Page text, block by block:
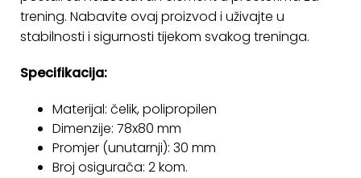
trening. Nabavite ovaj proizvod i uživajte u
stabilnosti i sigurnosti tijekom svakog treninga.
Specifikacija:
Materijal: čelik, polipropilen
Dimenzije: 78x80 mm
Promjer (unutarnji): 30 mm
Broj osigurača: 2 kom.